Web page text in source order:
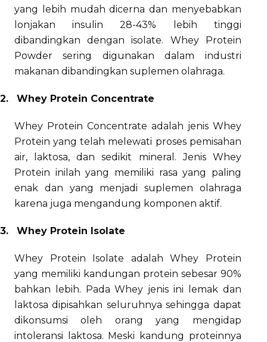
yang lebih mudah dicerna dan menyebabkan
lonjakan insulin 28-43% lebih tinggi
dibandingkan dengan isolate. Whey Protein
Powder sering digunakan dalam industri
makanan dibandingkan suplemen olahraga.
2. Whey Protein Concentrate
Whey Protein Concentrate adalah jenis Whey
Protein yang telah melewati proses pemisahan
air, laktosa, dan sedikit mineral. Jenis Whey
Protein inilah yang memiliki rasa yang paling
enak dan yang menjadi suplemen olahraga
karena juga mengandung komponen aktif.
3. Whey Protein Isolate
Whey Protein Isolate adalah Whey Protein
yang memiliki kandungan protein sebesar 90%
bahkan lebih. Pada Whey jenis ini lemak dan
laktosa dipisahkan seluruhnya sehingga dapat
dikonsumsi oleh orang yang mengidap
intoleransi laktosa. Meski kandung proteinnya